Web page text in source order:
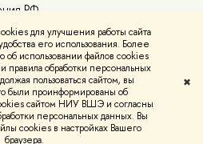
для улучшения работы сайта
его использования. Более
использовании файлов cookies
правила обработки персональных
пользоваться сайтом, вы
были проинформированы об
сайтом НИУ ВШЭ и согласны
персональных данных. Вы
cookies в настройках Вашего
браузера.
✖
РФ
курсы
и контактыУсловия
Политика конфиденциальности
разработаны вШколе дизайна НИУ